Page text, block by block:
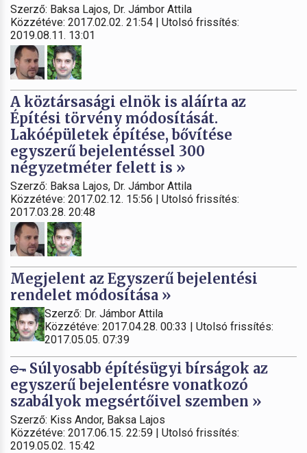
Szerző: Baksa Lajos, Dr. Jámbor Attila
Közzétéve: 2017.02.02. 21:54 | Utolsó frissítés:
2019.08.11. 13:01
A köztársasági elnök is aláírta az
Építési törvény módosítását.
Lakóépületek építése, bővítése
egyszerű bejelentéssel 300
négyzetméter felett is »
Szerző: Baksa Lajos, Dr. Jámbor Attila
Közzétéve: 2017.02.12. 15:56 | Utolsó frissítés:
2017.03.28. 20:48
Megjelent az Egyszerű bejelentési
rendelet módosítása »
Szerző: Dr. Jámbor Attila
Közzétéve: 2017.04.28. 00:33 | Utolsó frissítés:
2017.05.05. 07:39
Súlyosabb építésügyi bírságok az
egyszerű bejelentésre vonatkozó
szabályok megsértőivel szemben »
Szerző: Kiss Andor, Baksa Lajos
Közzétéve: 2017.06.15. 22:59 | Utolsó frissítés:
2019.05.02. 15:42